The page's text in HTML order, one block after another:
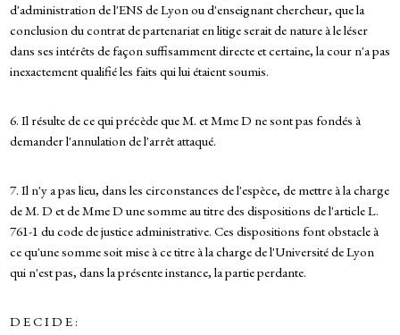
d'administration de l'ENS de Lyon ou d'enseignant chercheur, que la
conclusion du contrat de partenariat en litige serait de nature à le léser
dans ses intérêts de façon suffisamment directe et certaine, la cour n'a pas
inexactement qualifié les faits qui lui étaient soumis.
6. Il résulte de ce qui précède que M. et Mme D ne sont pas fondés à
demander l'annulation de l'arrêt attaqué.
7. Il n'y a pas lieu, dans les circonstances de l'espèce, de mettre à la charge
de M. D et de Mme D une somme au titre des dispositions de l'article L.
761-1 du code de justice administrative. Ces dispositions font obstacle à
ce qu'une somme soit mise à ce titre à la charge de l'Université de Lyon
qui n'est pas, dans la présente instance, la partie perdante.
D E C I D E :